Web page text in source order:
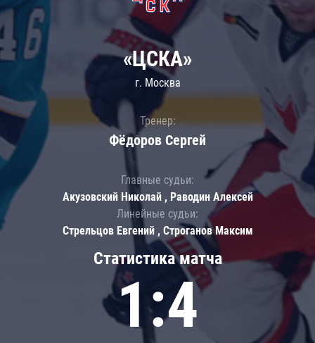
Статистика матча
1:4
«ЦСКА»
г. Москва
Тренер:
Фёдоров Сергей
Главные судьи:
Акузовский Николай , Раводин Алексей
Линейные судьи:
Стрельцов Евгений , Строганов Максим